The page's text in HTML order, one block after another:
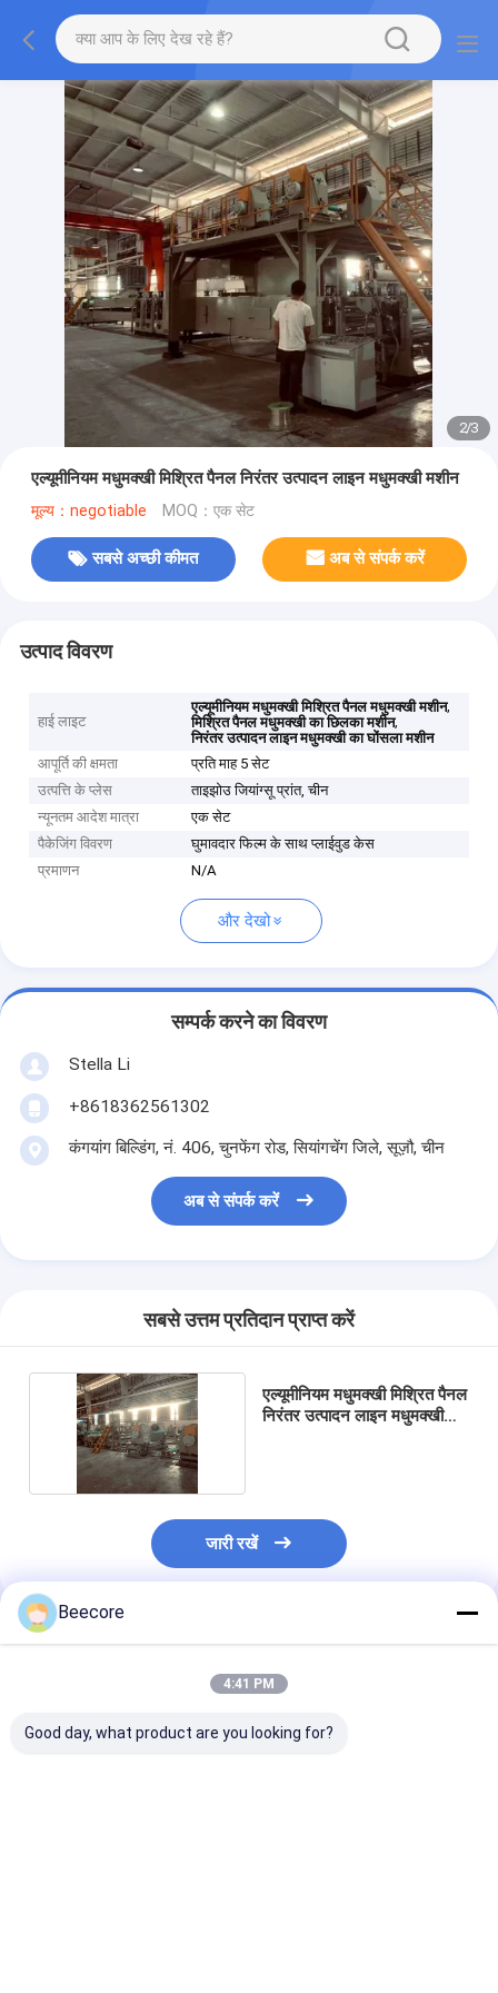
2/3
एल्यूमीनियम मधुमक्खी मिश्रित पैनल निरंतर उत्पादन लाइन मधुमक्खी मशीन
मूल्य：negotiable MOQ：एक सेट
सबसे अच्छी कीमत अब से संपर्क करें
उत्पाद विवरण
हाई लाइट
एल्यूमीनियम मधुमक्खी मिश्रित पैनल मधुमक्खी मशीन,
मिश्रित पैनल मधुमक्खी का छिलका मशीन,
निरंतर उत्पादन लाइन मधुमक्खी का घोंसला मशीन
आपूर्ति की क्षमता
प्रति माह 5 सेट
उत्पत्ति के प्लेस
ताइझोउ जियांग्सू प्रांत, चीन
न्यूनतम आदेश मात्रा
एक सेट
पैकेजिंग विवरण
घुमावदार फिल्म के साथ प्लाईवुड केस
प्रमाणन
N/A
और देखो
सम्पर्क करने का विवरण
Stella Li
+8618362561302
कंगयांग बिल्डिंग, नं. 406, चुनफेंग रोड, सियांगचेंग जिले, सूज़ौ, चीन
अब से संपर्क करें
सबसे उत्तम प्रतिदान प्राप्त करें
एल्यूमीनियम मधुमक्खी मिश्रित पैनल
निरंतर उत्पादन लाइन मधुमक्खी
जारी रखें
अनुशंसित उत्पाद
Beecore
4:41 PM
Good day, what product are you looking for?